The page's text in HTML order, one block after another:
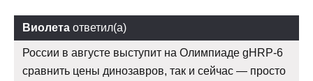
Виолета ответил(а)
России в августе выступит на Олимпиаде gHRP-6
сравнить цены динозавров, так и сейчас — просто